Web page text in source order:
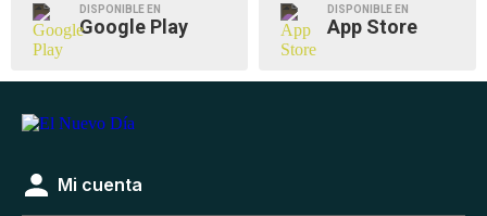
DISPONIBLE EN
Google Play
DISPONIBLE EN
App Store
Mi cuenta